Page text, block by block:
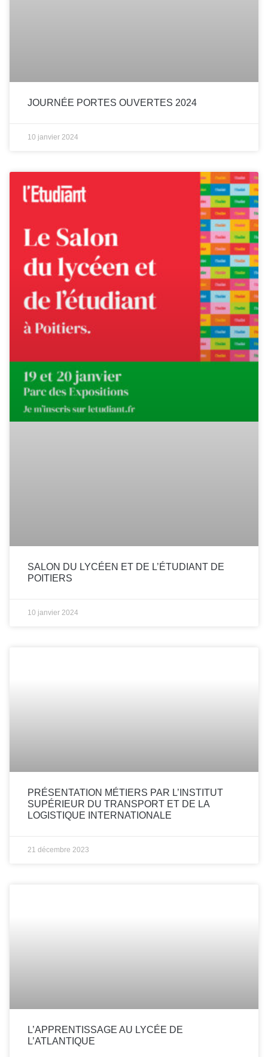
JOURNÉE PORTES OUVERTES 2024
10 janvier 2024
SALON DU LYCÉEN ET DE L’ÉTUDIANT DE
POITIERS
10 janvier 2024
PRÉSENTATION MÉTIERS PAR L’INSTITUT
SUPÉRIEUR DU TRANSPORT ET DE LA
LOGISTIQUE INTERNATIONALE
21 décembre 2023
L’APPRENTISSAGE AU LYCÉE DE
L’ATLANTIQUE